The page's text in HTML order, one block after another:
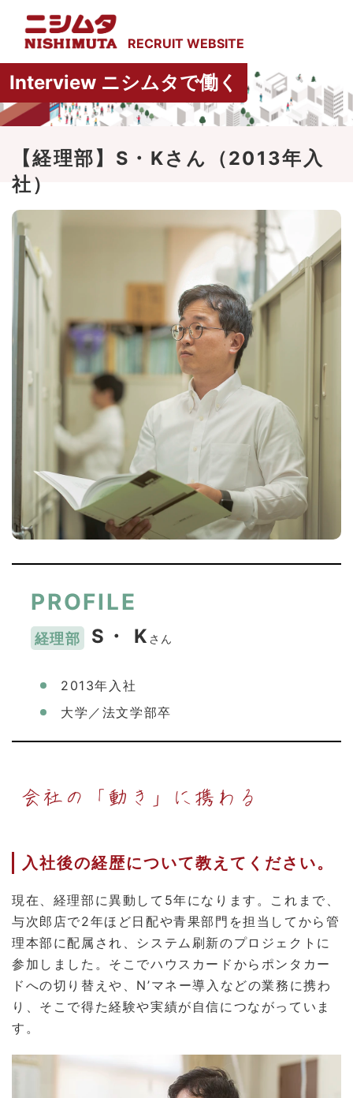
Interview ニシムタで働く
【経理部】S・Kさん（2013年入
社）
PROFILE
経理部 S・ K さん
2013年入社
大学／法文学部卒
会社の「動き」に携わる
入社後の経歴について教えてください。
現在、経理部に異動して5年になります。これまで、
与次郎店で2年ほど日配や青果部門を担当してから管
理本部に配属され、システム刷新のプロジェクトに
参加しました。そこでハウスカードからポンタカー
ドへの切り替えや、N’マネー導入などの業務に携わ
り、そこで得た経験や実績が自信につながっていま
す。